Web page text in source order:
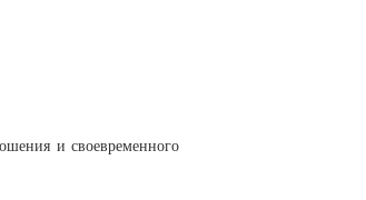
и своевременного